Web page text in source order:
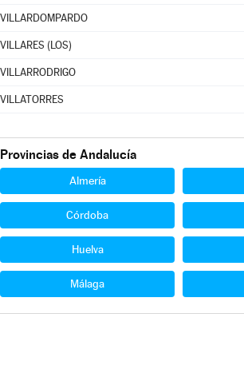
VILLARDOMPARDO
VILLARES (LOS)
VILLARRODRIGO
VILLATORRES
Provincias de Andalucía
Almería
Córdoba
Huelva
Málaga